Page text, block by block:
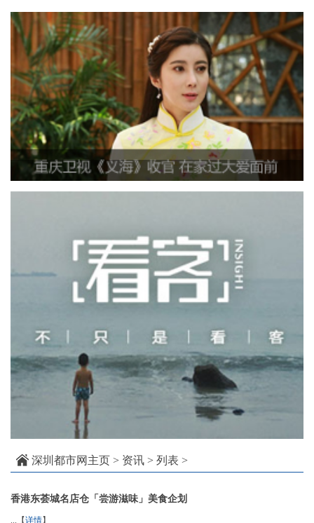
深圳都市网主页 > 资讯 > 列表 >
香港东荟城名店仓「尝游滋味」美食企划
...【详情】